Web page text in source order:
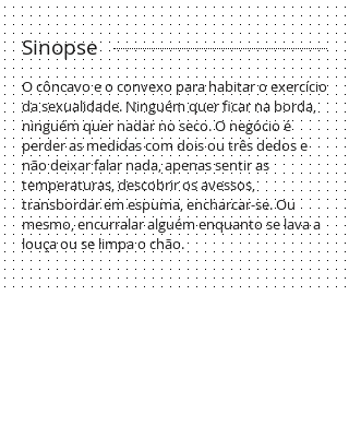
Sinopse
O côncavo e o convexo para habitar o exercício
da sexualidade. Ninguém quer ficar na borda,
ninguém quer nadar no seco. O negócio é
perder as medidas com dois ou três dedos e
não deixar falar nada, apenas sentir as
temperaturas, descobrir os avessos,
transbordar em espuma, encharcar-se. Ou
mesmo, encurralar alguém enquanto se lava a
louça ou se limpa o chão.